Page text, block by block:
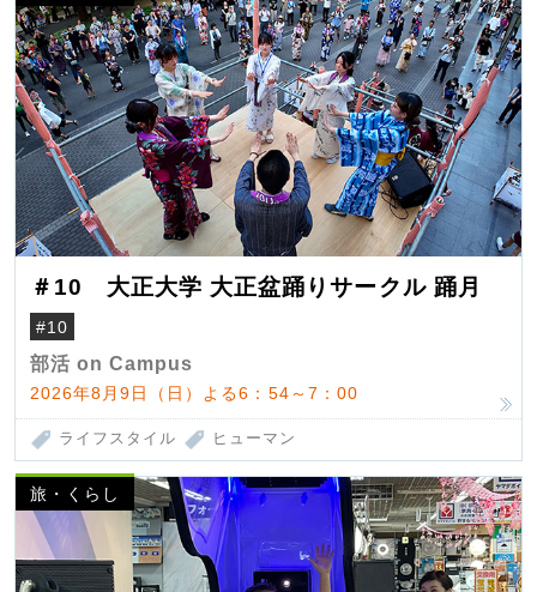
＃10 大正大学 大正盆踊りサークル 踊月
#10
部活 on Campus
2026年8月9日（日）よる6：54～7：00
ライフスタイル ヒューマン
旅・くらし